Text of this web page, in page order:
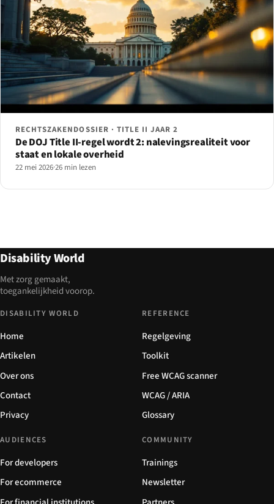
RECHTSZAKENDOSSIER · TITLE II JAAR 2
De DOJ Title II-regel wordt 2: nalevingsrealiteit voor
staat en lokale overheid
22 mei 2026·26 min lezen
Disability World
Met zorg gemaakt,
toegankelijkheid voorop.
DISABILITY WORLD
Home
Artikelen
Over ons
Contact
Privacy
REFERENCE
Regelgeving
Toolkit
Free WCAG scanner
WCAG / ARIA
Glossary
AUDIENCES
For developers
For ecommerce
COMMUNITY
Trainings
Newsletter